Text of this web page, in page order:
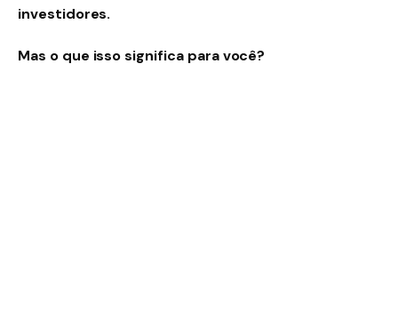
investidores.
Mas o que isso significa para você?